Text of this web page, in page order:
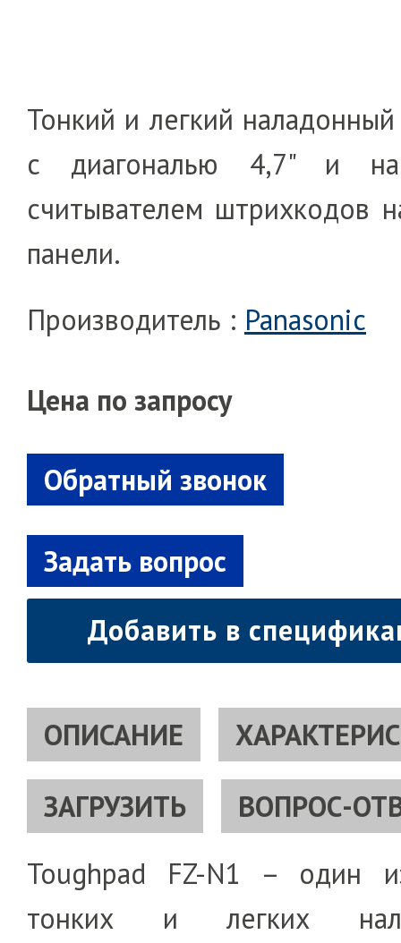
Тонкий и легкий
с диагональю 4,7" и
считывателем штрихкодов
панели.
Производитель : Panasonic
Цена по запросу
Добавить в
ОПИСАНИЕ
ЗАГРУЗИТЬ
ВОПРОС-
Toughpad FZ-N1 – один
тонких и легких